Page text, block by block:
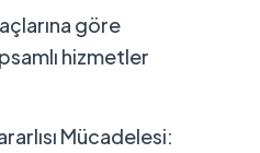
göre
hizmetler
Mücadelesi: